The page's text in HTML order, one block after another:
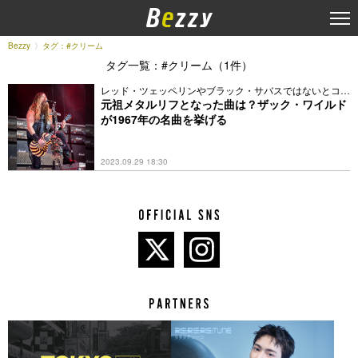
Bezzy タグ：#クリーム
タグ一覧：#クリーム（1件）
レッド・ツェッペリンやブラック・サバスではないとコメ
ント
元祖メタルリフとなった曲は？ザック・ワイルド
が1967年の名曲を挙げる
2023.09.29 18:30